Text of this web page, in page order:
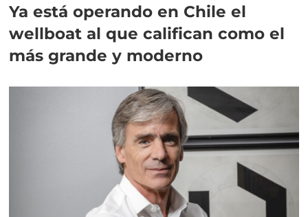
Ya está operando en Chile el
wellboat al que califican como el
más grande y moderno